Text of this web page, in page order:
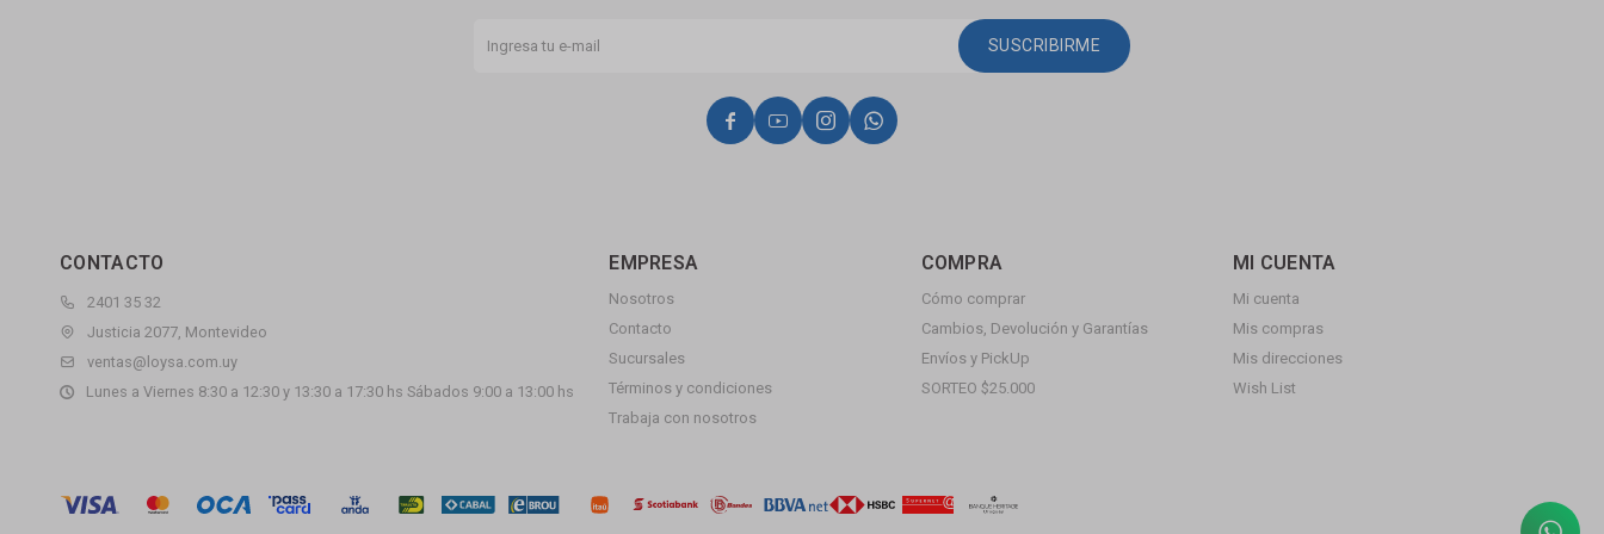
CONTACTO
2401 35 32
Justicia 2077, Montevideo
ventas@loysa.com.uy
Lunes a Viernes 8:30 a 12:30 y 13:30 a 17:30 hs Sábados 9:00 a 13:00 hs
EMPRESA
Nosotros
Contacto
Sucursales
Términos y condiciones
Trabaja con nosotros
COMPRA
Cómo comprar
Cambios, Devolución y Garantías
Envíos y PickUp
SORTEO $25.000
MI CUENTA
Mi cuenta
Mis compras
Mis direcciones
Wish List
SUSCRIBIRME
   